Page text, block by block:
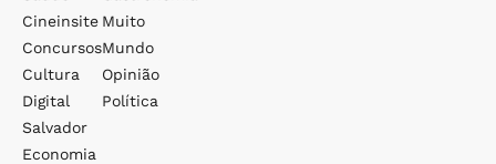
Cineinsite
Concursos
Cultura
Digital
Salvador
Economia
Muito
Mundo
Opinião
Política